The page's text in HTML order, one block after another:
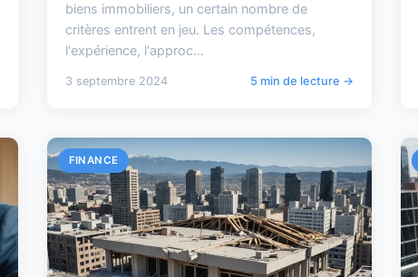
biens immobiliers, un certain nombre de
critères entrent en jeu. Les compétences,
l'expérience, l'approc...
3 septembre 2024 5 min de lecture →
FINANCE